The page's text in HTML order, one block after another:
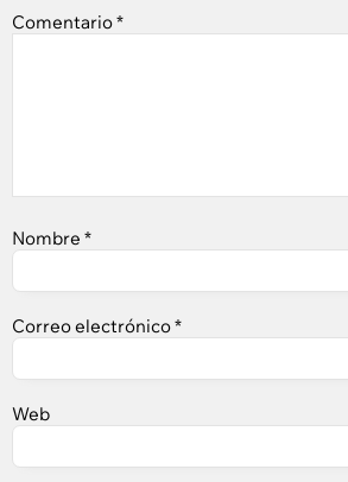
Comentario*
Nombre *
Correo electrónico*
Web